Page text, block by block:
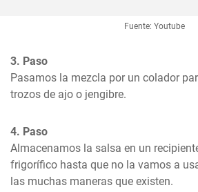
Fuente: Youtube
3. Paso
Pasamos la mezcla por un colador
trozos de ajo o jengibre.
4. Paso
Almacenamos la salsa en un
frigorífico hasta que no la vamos a
las muchas maneras que existen.